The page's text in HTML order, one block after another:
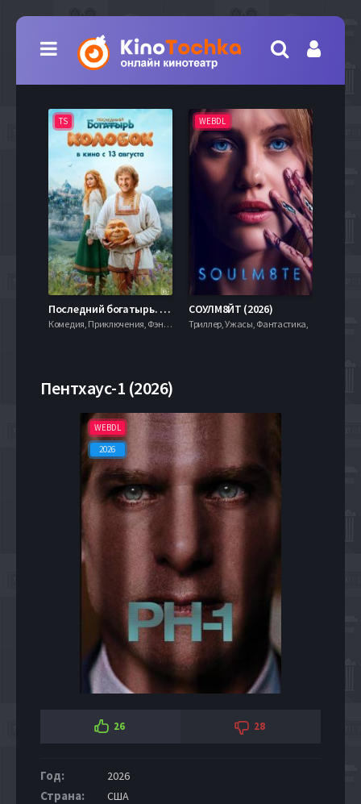
TS
Последний богатырь. Колобок (2026)
Комедия, Приключения, Фэнтези,
WEBDL
СОУЛМ8ЙТ (2026)
Триллер, Ужасы, Фантастика,
Пентхаус-1 (2026)
WEBDL
2026
26 28
Год: 2026
Страна: США